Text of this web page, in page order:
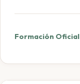
Formación Oficial